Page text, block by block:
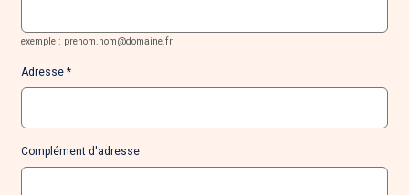
exemple : prenom.nom@domaine.fr
Adresse
Complément d'adresse